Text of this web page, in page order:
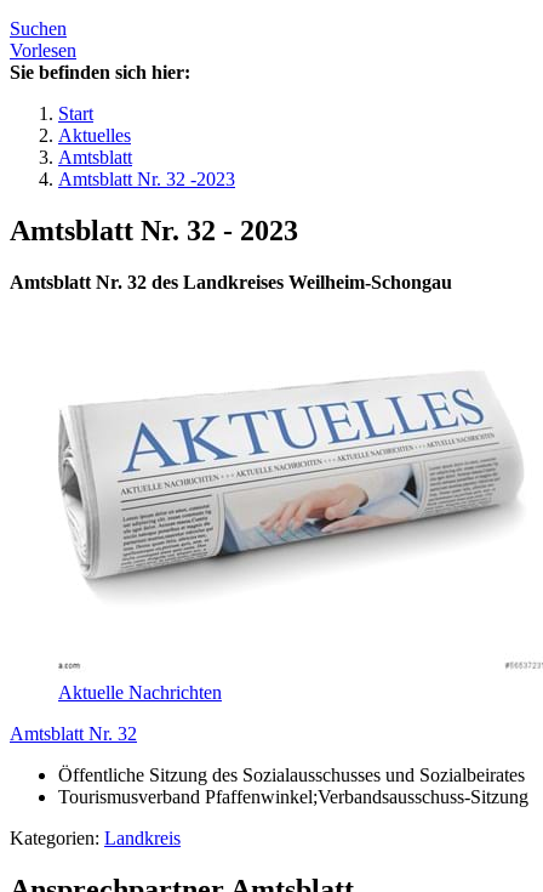
Suchen
Vorlesen
Sie befinden sich hier:
Start
Aktuelles
Amtsblatt
Amtsblatt Nr. 32 -2023
Amtsblatt Nr. 32 - 2023
Amtsblatt Nr. 32 des Landkreises Weilheim-Schongau
Aktuelle Nachrichten
Amtsblatt Nr. 32
Öffentliche Sitzung des Sozialausschusses und Sozialbeirates
Tourismusverband Pfaffenwinkel;Verbandsausschuss-Sitzung
Kategorien: Landkreis